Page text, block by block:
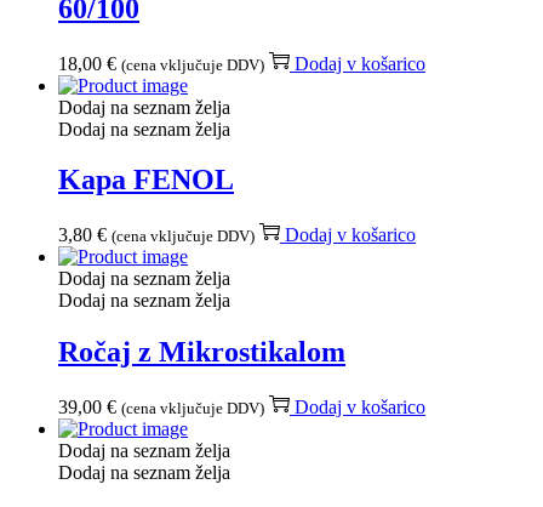
60/100
18,00 € (cena vključuje DDV) Dodaj v košarico
Dodaj na seznam želja
Dodaj na seznam želja
Kapa FENOL
3,80 € (cena vključuje DDV) Dodaj v košarico
Dodaj na seznam želja
Dodaj na seznam želja
Ročaj z Mikrostikalom
39,00 € (cena vključuje DDV) Dodaj v košarico
Dodaj na seznam želja
Dodaj na seznam želja